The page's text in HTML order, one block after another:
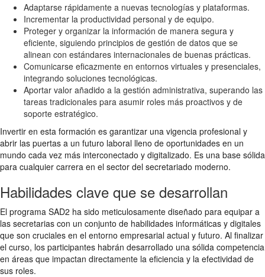
Adaptarse rápidamente a nuevas tecnologías y plataformas.
Incrementar la productividad personal y de equipo.
Proteger y organizar la información de manera segura y
eficiente, siguiendo principios de gestión de datos que se
alinean con estándares internacionales de buenas prácticas.
Comunicarse eficazmente en entornos virtuales y presenciales,
integrando soluciones tecnológicas.
Aportar valor añadido a la gestión administrativa, superando las
tareas tradicionales para asumir roles más proactivos y de
soporte estratégico.
Invertir en esta formación es garantizar una vigencia profesional y
abrir las puertas a un futuro laboral lleno de oportunidades en un
mundo cada vez más interconectado y digitalizado. Es una base sólida
para cualquier carrera en el sector del secretariado moderno.
Habilidades clave que se desarrollan
El programa SAD2 ha sido meticulosamente diseñado para equipar a
las secretarias con un conjunto de habilidades informáticas y digitales
que son cruciales en el entorno empresarial actual y futuro. Al finalizar
el curso, los participantes habrán desarrollado una sólida competencia
en áreas que impactan directamente la eficiencia y la efectividad de
sus roles.